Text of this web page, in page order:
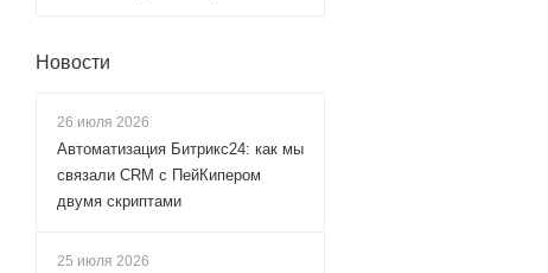
Новости
26 июля 2026
Автоматизация Битрикс24: как мы
связали CRM с ПейКипером
двумя скриптами
25 июля 2026